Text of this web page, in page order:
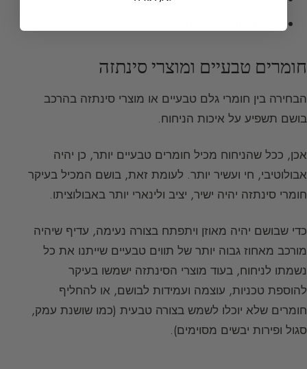
חומרים טבעיים ומוצרי סינתזה
הבחירה בין חומרי גלם טבעיים או מוצרי סינתזה בהרכב
בושם תשפיע על איכות הניחוח.
אכן, ככל שהניחוח מכיל חומרים טבעיים יותר, כן יהיה
אבולוטיבי, חי ועשיר יותר. לעומת זאת, בושם המכיל בעיקר
חומרי סינתזה יהיה ישיר, יציב ולינארי יותר באבולוציתו.
כדי שבושם יהיה מאוזן ויתפתח בצורה נעימה, עדיף שיהיה
מורכב מאחוז גבוה יותר של תווים טבעיים שייתנו את כל
נשמתו לניחוח, בעוד מוצרי הסינתזה ישמשו בעיקר
להוספת טכניות, עוצמה ועמידות לבושם, או להחליף
חומרים שלא יוכלו לשמש בצורה טבעית (כמו שושנת עמק,
סגול ופירות יבשים מסוימים).